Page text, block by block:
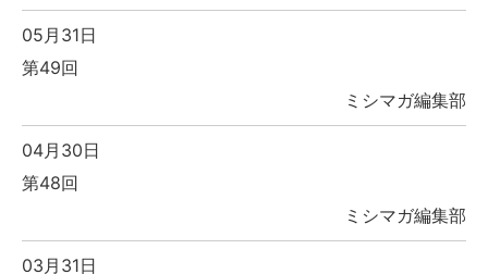
05月31日
第49回
ミシマガ編集部
04月30日
第48回
ミシマガ編集部
03月31日